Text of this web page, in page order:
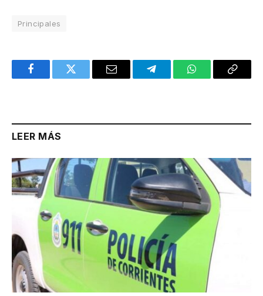
Principales
FacebookTwitter Email TelegramWhatsAppCopy
LEER MÁS